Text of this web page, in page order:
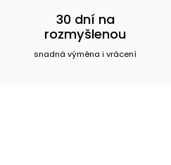
30 dní na
rozmyšlenou
snadná výměna i vrácení